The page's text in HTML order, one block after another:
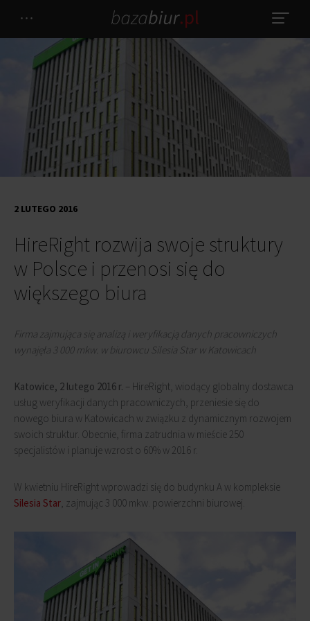
HireRight rozwija swoje struktury
w Polsce i przenosi się do
większego biura
2 LUTEGO 2016
Firma zajmująca się analizą i weryfikacją danych pracowniczych
wynajęła 3 000 mkw. w biurowcu Silesia Star w Katowicach
Katowice, 2 lutego 2016 r. – HireRight, wiodący globalny dostawca
usług weryfikacji danych pracowniczych, przeniesie się do
nowego biura w Katowicach w związku z dynamicznym rozwojem
swoich struktur. Obecnie, firma zatrudnia w mieście 250
specjalistów i planuje wzrost o 60% w 2016 r.
W kwietniu HireRight wprowadzi się do budynku A w kompleksie
Silesia Star, zajmując 3 000 mkw. powierzchni biurowej.